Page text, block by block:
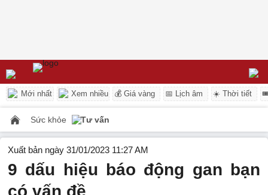
Mới nhất Xem nhiều 💰 Giá vàng 📅 Lịch âm ☀️ Thời tiết
Sức khỏe Tư vấn
Xuất bản ngày 31/01/2023 11:27 AM
9 dấu hiệu báo động gan bạn
có vấn đề